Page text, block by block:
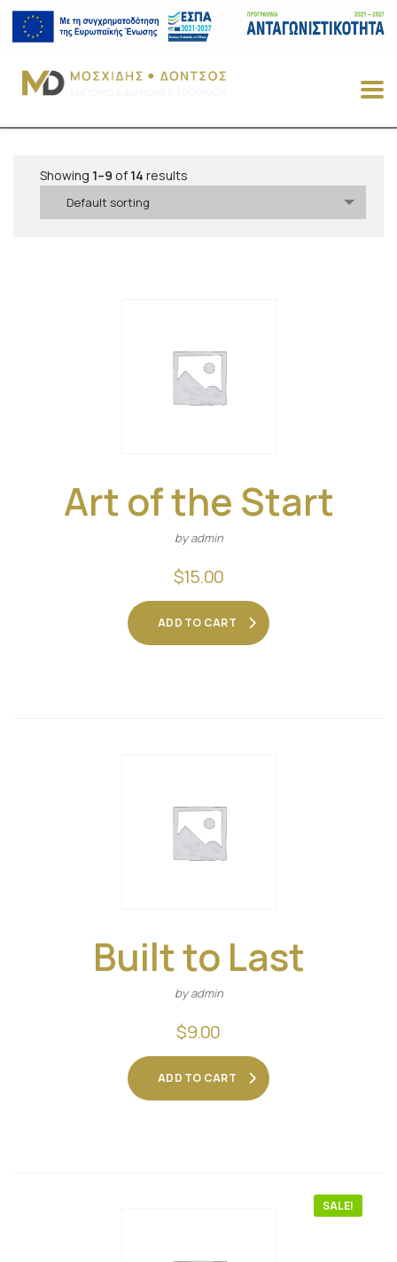
Showing 1–9 of 14 results
Default sorting
Art of the Start
by admin
$15.00
ADD TO CART
Built to Last
by admin
$9.00
ADD TO CART
SALE!